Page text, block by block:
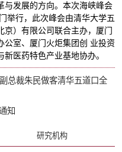
与发展的方向。本次海峡峰会
举行，此次峰会由清华大学五
）有限公司联合主办，厦门
公室、厦门火炬集团创 业投资
医药特色产业基地协办。
裁朱民做客清华五道口全
知
研究机构